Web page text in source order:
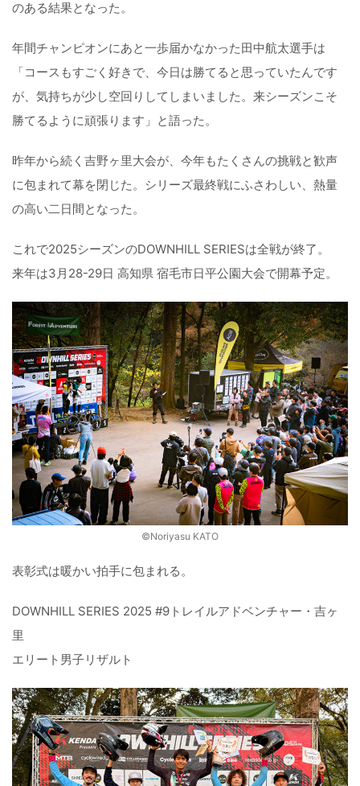
のある結果となった。
年間チャンピオンにあと一歩届かなかった田中航太選手は
「コースもすごく好きで、今日は勝てると思っていたんです
が、気持ちが少し空回りしてしまいました。来シーズンこそ
勝てるように頑張ります」と語った。
昨年から続く吉野ヶ里大会が、今年もたくさんの挑戦と歓声
に包まれて幕を閉じた。シリーズ最終戦にふさわしい、熱量
の高い二日間となった。
これで2025シーズンのDOWNHILL SERIESは全戦が終了。
来年は3月28-29日 高知県 宿毛市日平公園大会で開幕予定。
©️Noriyasu KATO
表彰式は暖かい拍手に包まれる。
DOWNHILL SERIES 2025 #9トレイルアドベンチャー・吉ヶ
里
エリート男子リザルト